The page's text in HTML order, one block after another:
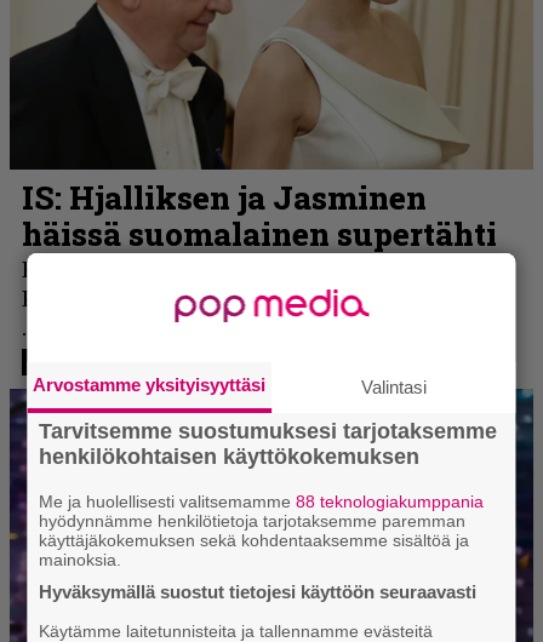
Arvostamme yksityisyyttäsi Valintasi
Tarvitsemme suostumuksesi tarjotaksemme
henkilökohtaisen käyttökokemuksen
Me ja huolellisesti valitsemamme88 teknologiakumppania
hyödynnämme henkilötietoja tarjotaksemme paremman
käyttäjäkokemuksen sekä kohdentaaksemme sisältöä ja
mainoksia.
Hyväksymällä suostut tietojesi käyttöön seuraavasti
Käytämme laitetunnisteita ja tallennamme evästeitä